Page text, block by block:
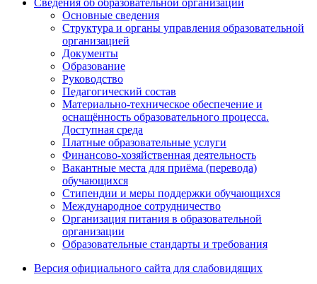
Сведения об образовательной организации
Основные сведения
Структура и органы управления образовательной
организацией
Документы
Образование
Руководство
Педагогический состав
Материально-техническое обеспечение и
оснащённость образовательного процесса.
Доступная среда
Платные образовательные услуги
Финансово-хозяйственная деятельность
Вакантные места для приёма (перевода)
обучающихся
Стипендии и меры поддержки обучающихся
Международное сотрудничество
Организация питания в образовательной
организации
Образовательные стандарты и требования
Версия официального сайта для слабовидящих